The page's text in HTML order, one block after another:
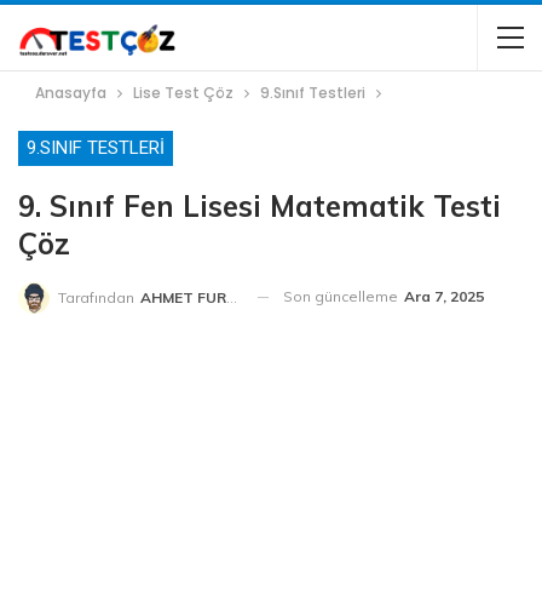
Anasayfa Lise Test Çöz 9.Sınıf Testleri
9.SINIF TESTLERI
9. Sınıf Fen Lisesi Matematik Testi
Çöz
Tarafından AHMET FURKAN HOCA Son güncelleme Ara 7, 2025